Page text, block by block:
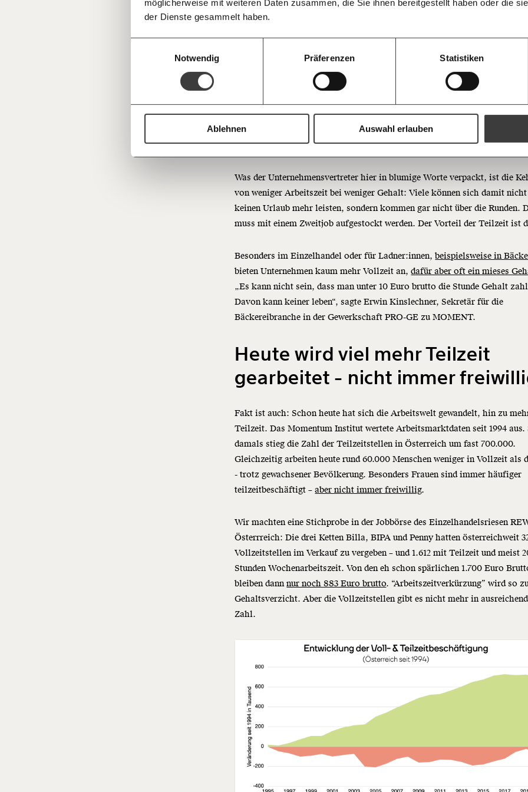
möglicherweise mit weiteren Daten zusammen, die Sie ihnen bereitgestellt haben oder die
der Dienste gesammelt haben.
Notwendig
Präferenzen Statistiken
Ablehnen Auswahl erlauben
Die Gute
Newsletter zu erhalten. Mehr
Anmelden
Deine Spende absetzen:Fragen und Antworten. Ich spende einmalig
100€
Ich möchte
Threads RSS
Bluesky
Das wirkte sich auf den Arbeitsmarkt aus: Im Handel, im
der Gastronomie fehlen Mitarbeiter:innen. Viele hätten gemerkt, „dass
Präsident des Handelsverbands
Kürzer zu arbeiten heißt heute:
Gehalt verzichten
Was der Unternehmensvertreter hier in blumige Worte verpackt, ist die
von weniger Arbeitszeit bei weniger Gehalt: Viele können sich damit
keinen Urlaub mehr leisten, sondern kommen gar nicht über die Runden.
muss mit einem Zweitjob aufgestockt werden. Der Vorteil der Teilzeit ist
Besonders im Einzelhandel oder für Ladner:innen,beispielsweise in
bieten Unternehmen kaum mehr Vollzeit an,dafür aber oft ein mieses
„Es kann nicht sein, dass man unter 10 Euro brutto die Stunde Gehalt
Davon kann keiner leben“, sagte Erwin Kinslechner, Sekretär für die
Bäckereibranche in der Gewerkschaft PRO-GE zu MOMENT.
Heute wird viel mehr Teilzeit
gearbeitet - nicht immer
Fakt ist auch: Schon heute hat sich die Arbeitswelt gewandelt, hin zu
Teilzeit. Das Momentum Institut wertete Arbeitsmarktdaten seit 1994 aus.
damals stieg die Zahl der Teilzeitstellen in Österreich um fast 700.000.
Gleichzeitig arbeiten heute rund 60.000 Menschen weniger in Vollzeit als
- trotz gewachsener Bevölkerung. Besonders Frauen sind immer häufiger
teilzeitbeschäftigt –aber nicht immer freiwillig.
Wir machten eine Stichprobe in der Jobbörse des Einzelhandelsriesen
Österrreich: Die drei Ketten Billa, BIPA und Penny hatten österreichweit
Vollzeitstellen im Verkauf zu vergeben – und 1.612 mit Teilzeit und meist
Stunden Wochenarbeitszeit. Von den eh schon spärlichen 1.700 Euro
bleiben dannnur noch 883 Euro brutto. “Arbeitszeitverkürzung” wird so
Gehaltsverzicht. Aber die Vollzeitstellen gibt es nicht mehr in
Zahl.